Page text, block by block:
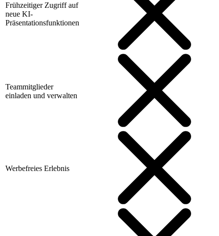
Frühzeitiger Zugriff auf
neue KI-
Präsentationsfunktionen
Teammitglieder
einladen und verwalten
Werbefreies Erlebnis